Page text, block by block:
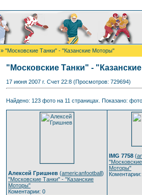
» "Московские Танки" - "Казанские Моторы"
"Московские Танки" -
17 июня 2007 г. Счет 22:8 (Просмотров: 729694)
Найдено: 123 фото на 11 страницах. Показано:
Алексей Гришнев (americanfootball)
"Московские Танки" - "Казанские
Моторы"
Коментарии: 0
IMG 7758 (
Моторы"